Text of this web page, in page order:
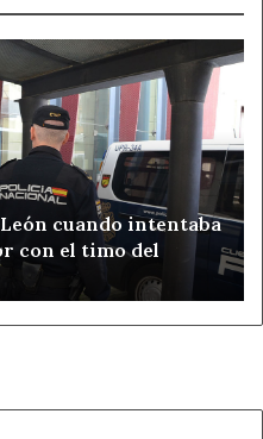
cuando intentaba
con el timo del